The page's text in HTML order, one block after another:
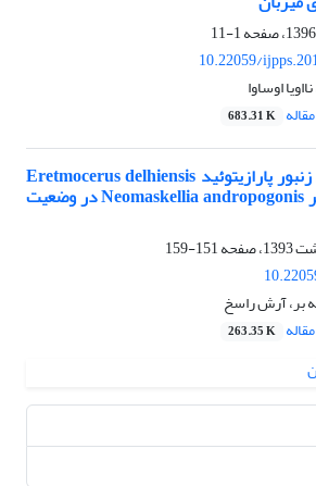
1-11
10.22059/
اوساوا
683.31 K
واکنش تابعی و عددی زنبور پارازیتوئید Eretmocerus delhiensis
روی سفید بالک نیشکر Neomaskellia andropogonis در وضعیت
151-159
بر، آرش راسخ
263.35 K